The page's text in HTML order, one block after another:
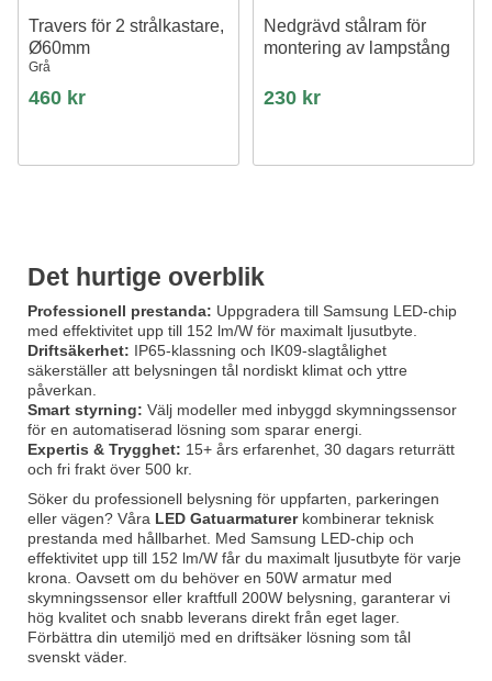
Travers för 2 strålkastare,
Ø60mm
Grå
460 kr
Nedgrävd stålram för
montering av lampstång
230 kr
Det hurtige overblik
Professionell prestanda: Uppgradera till Samsung LED-chip
med effektivitet upp till 152 lm/W för maximalt ljusutbyte.
Driftsäkerhet: IP65-klassning och IK09-slagtålighet
säkerställer att belysningen tål nordiskt klimat och yttre
påverkan.
Smart styrning: Välj modeller med inbyggd skymningssensor
för en automatiserad lösning som sparar energi.
Expertis & Trygghet: 15+ års erfarenhet, 30 dagars returrätt
och fri frakt över 500 kr.
Söker du professionell belysning för uppfarten, parkeringen
eller vägen? Våra LED Gatuarmaturerkombinerar teknisk
prestanda med hållbarhet. Med Samsung LED-chip och
effektivitet upp till 152 lm/W får du maximalt ljusutbyte för varje
krona. Oavsett om du behöver en 50W armatur med
skymningssensor eller kraftfull 200W belysning, garanterar vi
hög kvalitet och snabb leverans direkt från eget lager.
Förbättra din utemiljö med en driftsäker lösning som tål
svenskt väder.